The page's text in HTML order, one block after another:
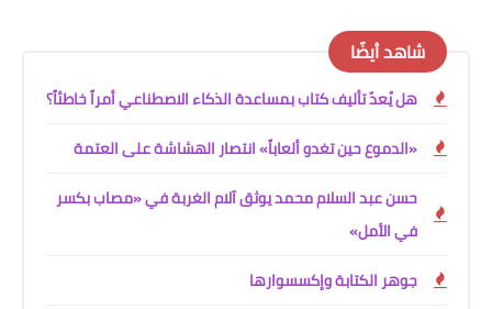
شاهد أيضًا
هل يُعدّ تأليف كتاب بمساعدة الذكاء الاصطناعي أمراً خاطئاً؟
«الدموع حين تغدو ألعاباً» انتصار الهشاشة على العتمة
حسن عبد السلام محمد يوثق آلام الغربة في «مصاب بكسر
في الأمل»
جوهر الكتابة وإكسسوارها